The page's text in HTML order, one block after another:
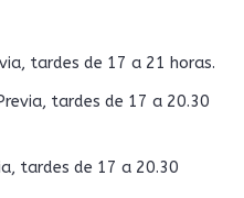
tardes de 17 a 21 horas.
tardes de 17 a 20.30
tardes de 17 a 20.30